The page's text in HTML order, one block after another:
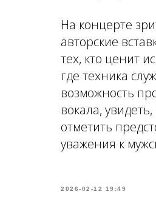
На концерте
авторские
тех, кто ценит
где техника
возможность
вокала,
отметить
уважения к
2026-02-12 19:49